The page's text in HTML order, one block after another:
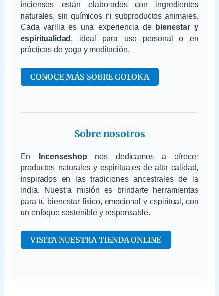
inciensos están elaborados con ingredientes
naturales, sin químicos ni subproductos animales.
Cada varilla es una experiencia de
bienestar y
espiritualidad , ideal para uso personal o en
prácticas de yoga y meditación.
CONOCE MÁS SOBRE GOLOKA
Sobre nosotros
En Incenseshop nos dedicamos a ofrecer
productos naturales y espirituales de alta calidad,
inspirados en las tradiciones ancestrales de la
India. Nuestra misión es brindarte herramientas
para tu bienestar físico, emocional y espiritual, con
un enfoque sostenible y responsable.
VISITA NUESTRA TIENDA ONLINE